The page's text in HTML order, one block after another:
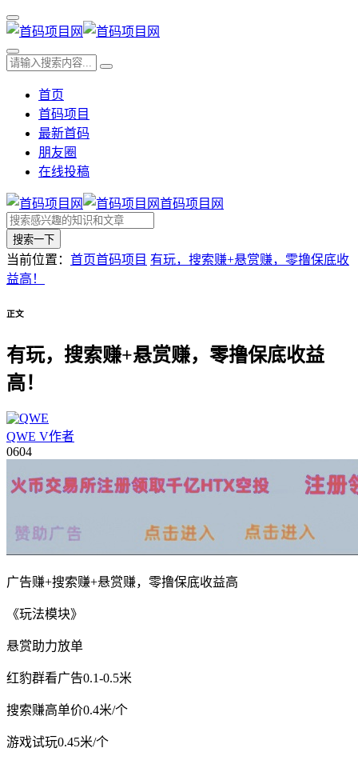
首页
首码项目
最新首码
朋友圈
在线投稿
首码项目网
搜索一下
当前位置： 首页首码项目 有玩，搜索赚+悬赏赚，零撸保底收
益高！
正文
有玩，搜索赚+悬赏赚，零撸保底收益
高！
QWE V作者
0604
广告赚+搜索赚+悬赏赚，零撸保底收益高
《玩法模块》
悬赏助力放单
红豹群看广告0.1-0.5米
搜索赚高单价0.4米/个
游戏试玩0.45米/个